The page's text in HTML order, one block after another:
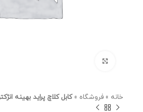
خانه » فروشگاه »كابل كلاچ پرايد بهينه